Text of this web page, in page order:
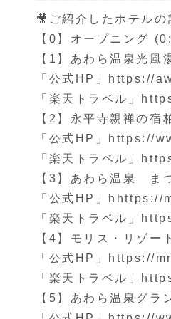
🎥ご紹介したホテルの
【0】オープニング
【1】あわら温泉光
「公式HP」https://
「楽天トラベル」
【2】永平寺親禅の
「公式HP」https://
「楽天トラベル」
【3】あわら温泉 ま
「公式HP」
「楽天トラベル」
【4】モリス・リゾ
「公式HP」https://
「楽天トラベル」
【5】あわら温泉グ